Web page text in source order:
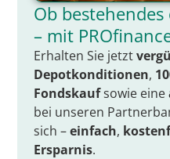
Ob
– mit
Erhalten Sie jetzt
Depotkonditionen,
Fondskaufsowie eine
bei unseren
sich –einfach,
Ersparnis.